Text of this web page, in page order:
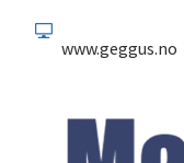
www.geggus.no